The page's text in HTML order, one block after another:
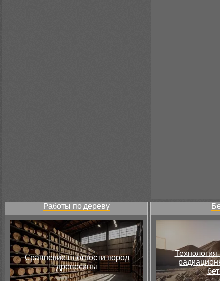
Работы по дереву
Сравнение плотности пород
древесины
Технология